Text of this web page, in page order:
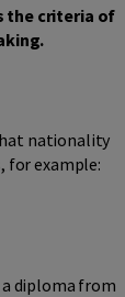
the criteria of
nationality
for example:
diploma from